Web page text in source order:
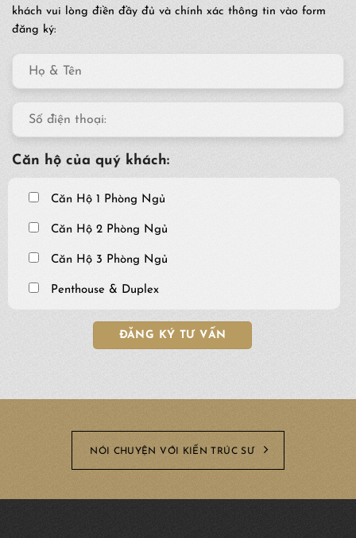
khách vui lòng điền đầy đủ và chính xác thông tin vào form
đăng ký:
Căn hộ của quý khách:
Căn Hộ 1 Phòng Ngủ
Căn Hộ 2 Phòng Ngủ
Căn Hộ 3 Phòng Ngủ
Penthouse & Duplex
NÓI CHUYỆN VỚI KIẾN TRÚC SƯ